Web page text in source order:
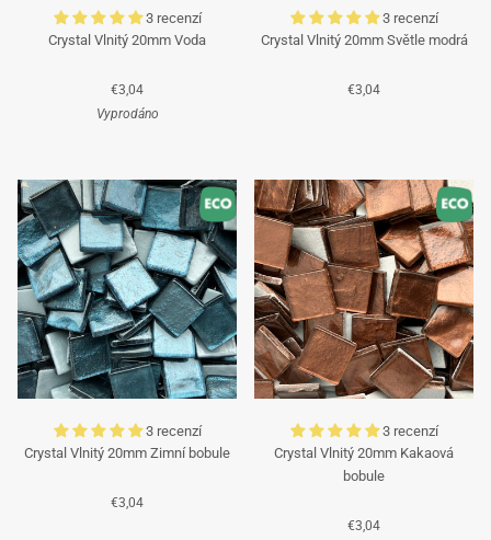
3 recenzí
Crystal Vlnitý 20mm Voda
€3,04
Vyprodáno
Tyrkysová
3 recenzí
Crystal Vlnitý 20mm Světle modrá
€3,04
3 recenzí
Crystal Vlnitý 20mm Zimní bobule
€3,04
3 recenzí
Crystal Vlnitý 20mm Kakaová
bobule
€3,04